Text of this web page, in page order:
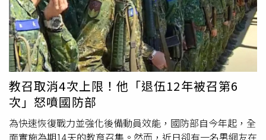
教召取消4次上限！他「退伍12年被召第6
次」怒噴國防部
為快速恢復戰力並強化後備動員效能，國防部自今年起，全